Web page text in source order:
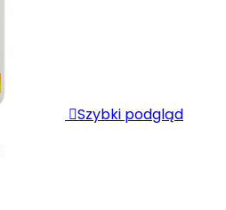
Szybki podgląd